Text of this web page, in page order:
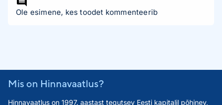
Ole esimene, kes toodet kommenteerib
Mis on Hinnavaatlus?
Hinnavaatlus on 1997. aastast tegutsev Eesti kapitalil põhinev,